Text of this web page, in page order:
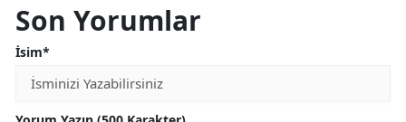
Son Yorumlar
İsim*